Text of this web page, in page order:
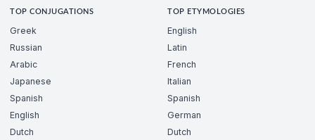
TOP CONJUGATIONS
Greek
Russian
Arabic
Japanese
Spanish
English
Dutch
TOP ETYMOLOGIES
English
Latin
French
Italian
Spanish
German
Dutch